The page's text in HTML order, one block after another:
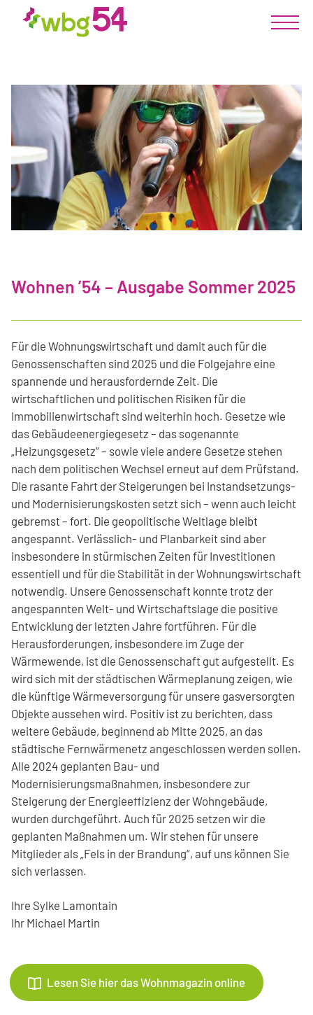
Wohnen ’54 – Ausgabe Sommer 2025
Für die Wohnungswirtschaft und damit auch für die
Genossenschaften sind 2025 und die Folgejahre eine
spannende und herausfordernde Zeit. Die
wirtschaftlichen und politischen Risiken für die
Immobilienwirtschaft sind weiterhin hoch. Gesetze wie
das Gebäudeenergiegesetz – das sogenannte
„Heizungsgesetz“ – sowie viele andere Gesetze stehen
nach dem politischen Wechsel erneut auf dem Prüfstand.
Die rasante Fahrt der Steigerungen bei Instandsetzungs-
und Modernisierungskosten setzt sich – wenn auch leicht
gebremst – fort. Die geopolitische Weltlage bleibt
angespannt. Verlässlich- und Planbarkeit sind aber
insbesondere in stürmischen Zeiten für Investitionen
essentiell und für die Stabilität in der Wohnungswirtschaft
notwendig. Unsere Genossenschaft konnte trotz der
angespannten Welt- und Wirtschaftslage die positive
Entwicklung der letzten Jahre fortführen. Für die
Herausforderungen, insbesondere im Zuge der
Wärmewende, ist die Genossenschaft gut aufgestellt. Es
wird sich mit der städtischen Wärmeplanung zeigen, wie
die künftige Wärmeversorgung für unsere gasversorgten
Objekte aussehen wird. Positiv ist zu berichten, dass
weitere Gebäude, beginnend ab Mitte 2025, an das
städtische Fernwärmenetz angeschlossen werden sollen.
Alle 2024 geplanten Bau- und
Modernisierungsmaßnahmen, insbesondere zur
Steigerung der Energieeffizienz der Wohngebäude,
wurden durchgeführt. Auch für 2025 setzen wir die
geplanten Maßnahmen um. Wir stehen für unsere
Mitglieder als „Fels in der Brandung“, auf uns können Sie
sich verlassen.
Ihre Sylke Lamontain
Ihr Michael Martin
Lesen Sie hier das Wohnmagazin online